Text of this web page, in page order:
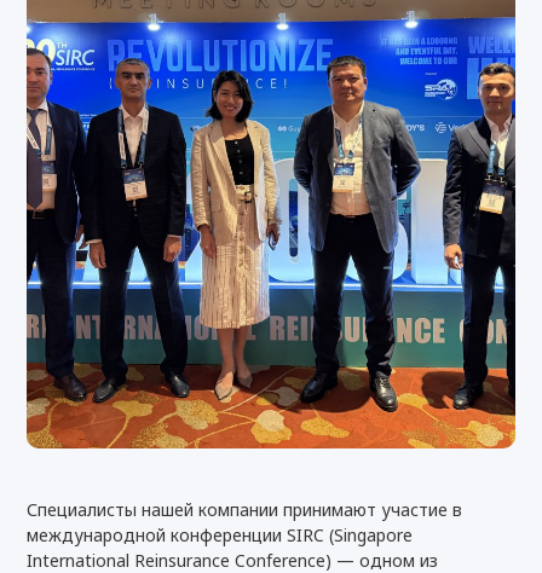
Специалисты нашей компании принимают участие в
международной конференции SIRC (Singapore
International Reinsurance Conference) — одном из